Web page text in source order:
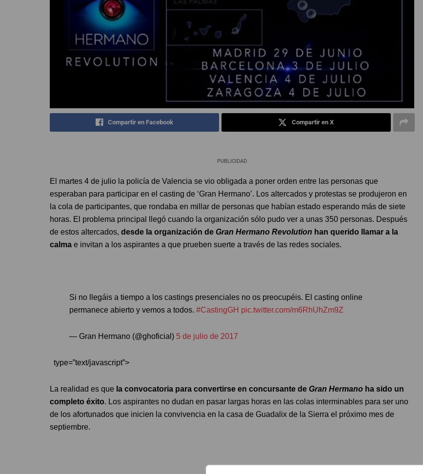
Compartir en Facebook Compartir en X
PUBLICIDAD
El martes 4 de julio la policía de Valencia se vio obligada a poner orden entre las personas que
esperaban para participar en el casting de ‘Gran Hermano’. Los altercados y protestas se produjeron en
la cola de participantes, que rondaba en millar de personas que habían estado esperando más de siete
horas. El problema principal llegó cuando la organización sólo pudo ver a unas 350 personas. Después
de estos altercados, desde la organización de Gran Hermano Revolution han querido llamar a la
calma e invitan a los aspirantes a que prueben suerte a través de las redes sociales.
Si no llegáis a tiempo a los castings presenciales no os preocupéis. El casting online
permanece abierto y vemos a todos. #CastingGH pic.twitter.com/m6RhUhZm9Z
— Gran Hermano (@ghoficial) 5 de julio de 2017
type=”text/javascript”>
La realidad es que la convocatoria para convertirse en concursante de Gran Hermano ha sido un
completo éxito. Los aspirantes no dudan en pasar largas horas en las colas interminables para ser uno
de los afortunados que inicien la convivencia en la casa de Guadalix de la Sierra el próximo mes de
septiembre.